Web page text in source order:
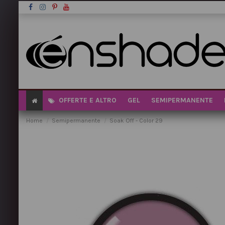
OFFERTE E ALTRO GEL SEMIPERMANENTE
Home Semipermanente Soak Off - Color 29